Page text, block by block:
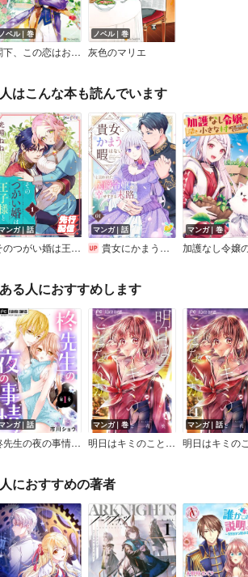
ノベル｜巻
閣下、この恋はお仕事ですか？
ノベル｜巻
灰色のマリエ
はこんな本も読んでいます
ンガ｜話
そのつがい婚は王子様と
マンガ｜話
貴女にかまう暇はないと言われた侯爵令嬢の幸せすぎる末路【単話】
マンガ｜巻
る人におすすめします
ンガ｜話
柊先生の夜の事情【マイクロ】
マンガ｜巻
明日はキミのことなんか。
マンガ｜話
におすすめの著者